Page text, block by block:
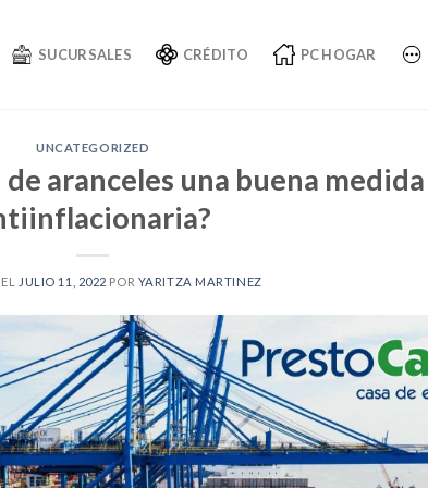
SUCURSALES CRÉDITO PC HOGAR
UNCATEGORIZED
aranceles una buena medida
JULIO 11, 2022 POR YARITZA MARTINEZ